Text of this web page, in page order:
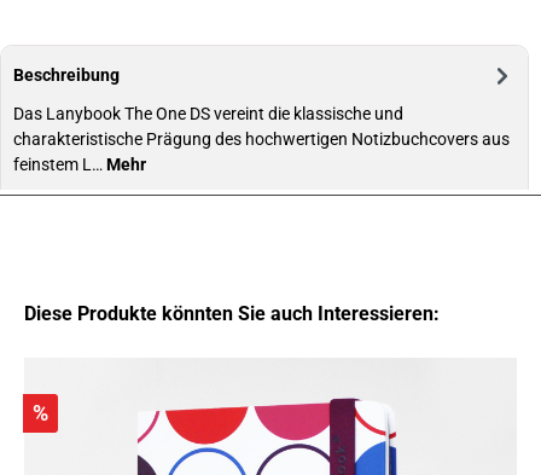
Beschreibung
Das Lanybook The One DS vereint die klassische und
charakteristische Prägung des hochwertigen Notizbuchcovers aus
feinstem L… Mehr
Diese Produkte könnten Sie auch Interessieren:
%